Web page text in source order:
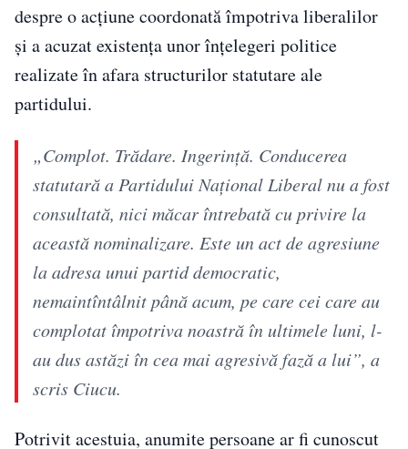
despre o acțiune coordonată împotriva liberalilor
și a acuzat existența unor înțelegeri politice
realizate în afara structurilor statutare ale
partidului.
„Complot. Trădare. Ingerinţă. Conducerea
statutară a Partidului Naţional Liberal nu a fost
consultată, nici măcar întrebată cu privire la
această nominalizare. Este un act de agresiune
la adresa unui partid democratic,
nemaintîntâlnit până acum, pe care cei care au
complotat împotriva noastră în ultimele luni, l-
au dus astăzi în cea mai agresivă fază a lui”, a
scris Ciucu.
Potrivit acestuia, anumite persoane ar fi cunoscut